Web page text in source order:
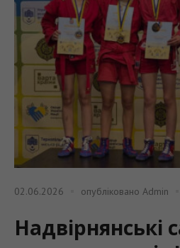
02.06.2026 опубліковано Admin
Надвірнянські